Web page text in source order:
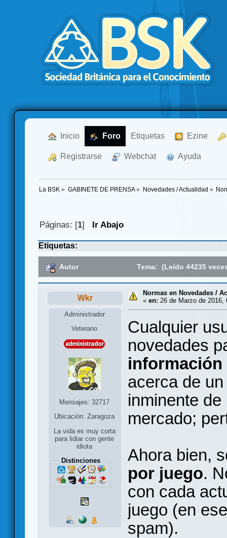
Inicio Foro Etiquetas Ezine
Registrarse Webchat Ayuda
La BSK » GABINETE DE PRENSA» Novedades / Actualidad »
Páginas: [1] Ir Abajo
Etiquetas:
Autor Tema: (Leído 44235
Wkr
Administrador
Veterano
Mensajes: 32717
Ubicación: Zaragoza
La vida es muy corta
para lidiar con gente
idiota
Distinciones
Normas en Novedades /
« en: 26 de Marzo de 2016,
Cualquier
novedades
información
acerca de
inminente
mercado;
Ahora bien,
por juego.
con cada
juego (en
spam).